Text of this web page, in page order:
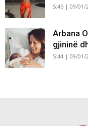
5:45 | 09/01/
Arbana
gjininë
5:44 | 09/01/